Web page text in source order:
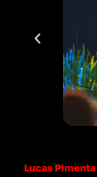
Lucas Pimenta